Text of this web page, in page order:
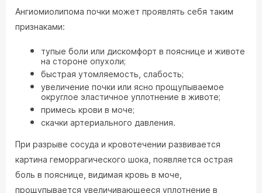
Ангиомиолипома почки может проявлять себя таким
признаками:
тупые боли или дискомфорт в пояснице и животе
на стороне опухоли;
быстрая утомляемость, слабость;
увеличение почки или ясно прощупываемое
округлое эластичное уплотнение в животе;
примесь крови в моче;
скачки артериального давления.
При разрыве сосуда и кровотечении развивается
картина геморрагического шока, появляется острая
боль в пояснице, видимая кровь в моче,
прощупывается увеличивающееся уплотнение в